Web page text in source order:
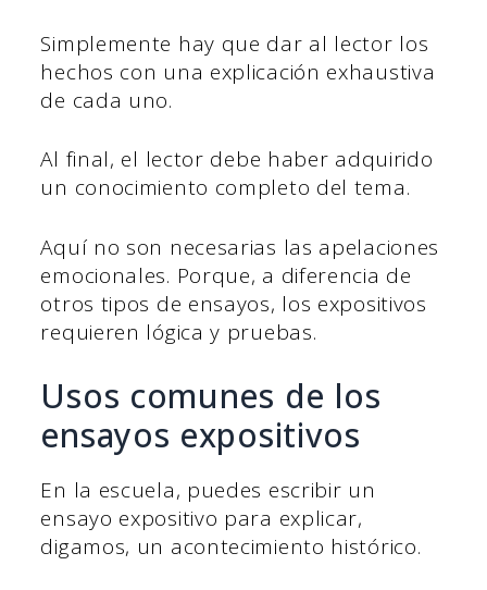
Simplemente hay que dar al lector los
hechos con una explicación exhaustiva
de cada uno.
Al final, el lector debe haber adquirido
un conocimiento completo del tema.
Aquí no son necesarias las apelaciones
emocionales. Porque, a diferencia de
otros tipos de ensayos, los expositivos
requieren lógica y pruebas.
Usos comunes de los
ensayos expositivos
En la escuela, puedes escribir un
ensayo expositivo para explicar,
digamos, un acontecimiento histórico.